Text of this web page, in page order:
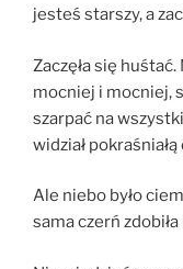
jesteś starszy, a
Zaczęła się
mocniej i mocniej,
szarpać na
widział
Ale niebo było
sama czerń